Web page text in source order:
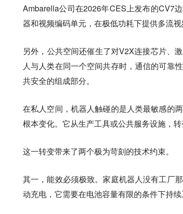
Ambarella公司在2026年CES上发布的CV7
器和视频编码单元，在极低功耗下提供多流
另外，公共空间还催生了对V2X连接芯片、
人与人类在同一个空间共存时，通信的可靠
共安全的组成部分。
在私人空间，机器人触碰的是人类最敏感的
根本变化。它从生产工具或公共服务设施，转
这一转变带来了两个极为苛刻的技术约束。
其一，能效必须极致。家庭机器人没有工厂
动充电，它需要在电池容量有限的条件下持续